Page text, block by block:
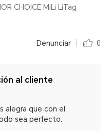
CHOICE MiLi LiTag
Denunciar 0
al cliente
alegra que con el
sea perfecto.